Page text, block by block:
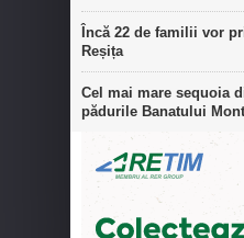
Încă 22 de familii vor
Reșița
Cel mai mare sequoia
pădurile Banatului